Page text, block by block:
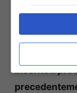
cottura,
d’olio evo e
Fatelo
inserite il